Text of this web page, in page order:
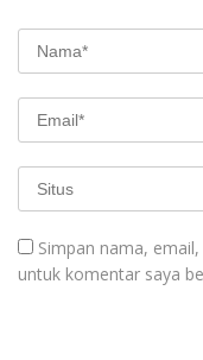
Simpan nama,
untuk komentar saya